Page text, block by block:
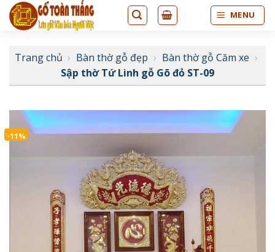
Bỏ
qua
dung
MENU
Trang chủ › Bàn thờ gỗ đẹp › Bàn thờ gỗ Căm xe ›
Sập thờ Tứ Linh gỗ Gõ đỏ ST-09
-11%